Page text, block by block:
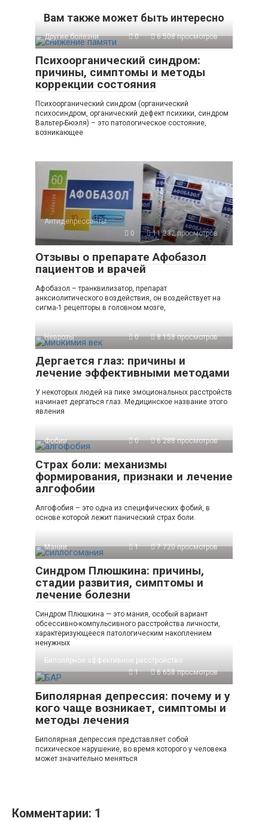
Вам также может быть интересно
Другие болезни 0 6 508 просмотров
Психоорганический синдром:
причины, симптомы и методы
коррекции состояния
Психоорганический синдром (органический
психосиндром, органический дефект психики, синдром
Вальтер-Бюэля) – это патологическое состояние,
возникающее
Антидепрессанты
0
11 232 просмотров
Отзывы о препарате Афобазол
пациентов и врачей
Афобазол – транквилизатор, препарат
анксиолитического воздействия, он воздействует на
сигма-1 рецепторы в головном мозге,
Неврозы 0 8 158 просмотров
Дергается глаз: причины и
лечение эффективными методами
У некоторых людей на пике эмоциональных расстройств
начинает дергаться глаз. Медицинское название этого
явления
Фобии 0 6 288 просмотров
Страх боли: механизмы
формирования, признаки и лечение
алгофобии
Алгофобия – это одна из специфических фобий, в
основе которой лежит панический страх боли.
Мании 1 7 720 просмотров
Синдром Плюшкина: причины,
стадии развития, симптомы и
лечение болезни
Синдром Плюшкина — это мания, особый вариант
обсессивно-компульсивного расстройства личности,
характеризующееся патологическим накоплением
ненужных
Биполярное аффективное расстройство
1
6 658 просмотров
Биполярная депрессия: почему и у
кого чаще возникает, симптомы и
методы лечения
Биполярная депрессия представляет собой
психическое нарушение, во время которого у человека
может значительно меняться
Комментарии: 1